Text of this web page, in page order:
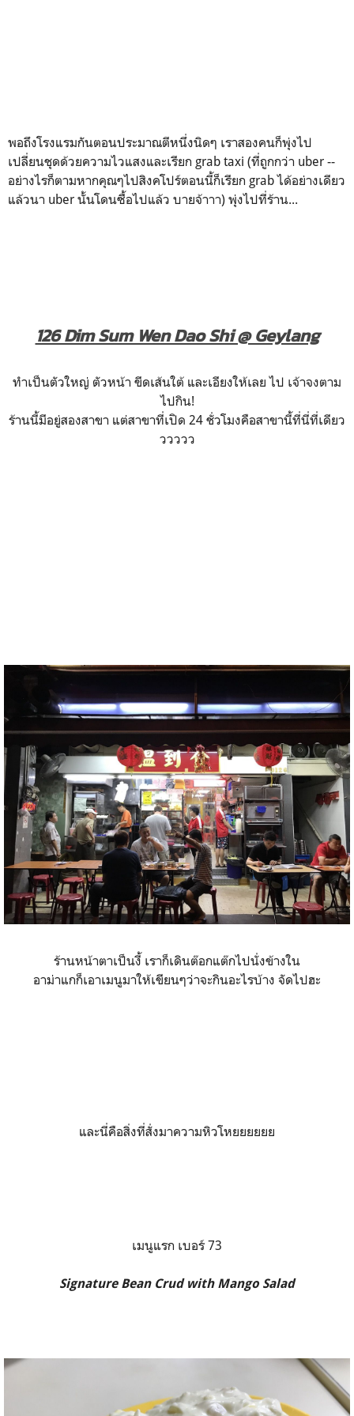
พอถึงโรงแรมกันตอนประมาณตีหนึ่งนิดๆ เราสองคนก็พุ่งไป
เปลี่ยนชุดด้วยความไวแสงและเรียก grab taxi (ที่ถูกกว่า uber --
อย่างไรก็ตามหากคุณๆไปสิงคโปร์ตอนนี้ก็เรียก grab ได้อย่างเดียว
แล้วนา uber นั้นโดนซื้อไปแล้ว บายจ้าาา) พุ่งไปที่ร้าน...
126 Dim Sum Wen Dao Shi @ Geylang
ทำเป็นตัวใหญ่ ตัวหน้า ขีดเส้นใต้ และเอียงให้เลย ไป เจ้าจงตาม
ไปกิน!
ร้านนี้มีอยู่สองสาขา แต่สาขาที่เปิด 24 ชั่วโมงคือสาขานี้ที่นี่ที่เดียว
ววววว
ร้านหน้าตาเป็นงี้ เราก็เดินต๊อกแต๊กไปนั่งข้างใน
อาม่าแกก็เอาเมนูมาให้เขียนๆว่าจะกินอะไรบ้าง จัดไปฮะ
และนี่คือสิ่งที่สั่งมาความหิวโหยยยยยย
เมนูแรก เบอร์ 73
Signature Bean Crud with Mango Salad